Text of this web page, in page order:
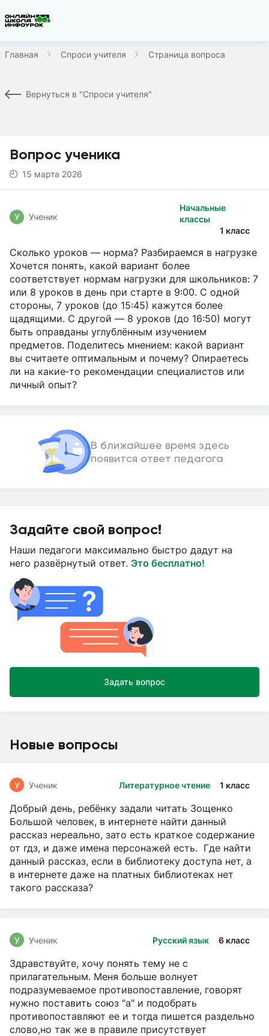
Главная Спроси учителя Страница вопроса
Вернуться в "Спроси учителя"
Вопрос ученика
15 марта 2026
Начальные
классы
1 класс
У Ученик
Сколько уроков — норма? Разбираемся в нагрузке
Хочется понять, какой вариант более
соответствует нормам нагрузки для школьников: 7
или 8 уроков в день при старте в 9:00. С одной
стороны, 7 уроков (до 15:45) кажутся более
щадящими. С другой — 8 уроков (до 16:50) могут
быть оправданы углублённым изучением
предметов. Поделитесь мнением: какой вариант
вы считаете оптимальным и почему? Опираетесь
ли на какие‑то рекомендации специалистов или
личный опыт?
В ближайшее время здесь
появится ответ педагога
Задайте свой вопрос!
Наши педагоги максимально быстро дадут на
него развёрнутый ответ. Это бесплатно!
Задать вопрос
Новые вопросы
Литературное чтение 1 класс
У Ученик
Добрый день, ребёнку задали читать Зощенко
Большой человек, в интернете найти данный
рассказ нереально, зато есть краткое содержание
от гдз, и даже имена персонажей есть. Где найти
данный рассказ, если в библиотеку доступа нет, а
в интернете даже на платных библиотеках нет
такого рассказа?
Русский язык 6 класс
У Ученик
Здравствуйте, хочу понять тему не с
прилагательным. Меня больше волнует
подразумеваемое противопоставление, говорят
нужно поставить союз "а" и подобрать
противопоставляют ее и тогда пишется раздельно
слово,но так же в правиле присутствует